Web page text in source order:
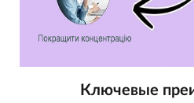
Ключевые